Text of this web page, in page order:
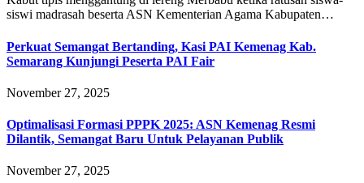
siswi madrasah beserta ASN Kementerian Agama Kabupaten…
Perkuat Semangat Bertanding, Kasi PAI Kemenag Kab.
Semarang Kunjungi Peserta PAI Fair
November 27, 2025
Optimalisasi Formasi PPPK 2025: ASN Kemenag Resmi
Dilantik, Semangat Baru Untuk Pelayanan Publik
November 27, 2025